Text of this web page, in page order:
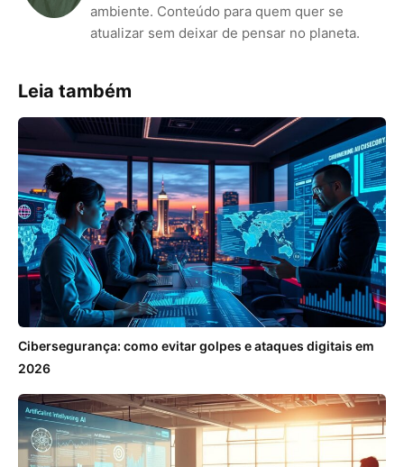
ambiente. Conteúdo para quem quer se
atualizar sem deixar de pensar no planeta.
Leia também
Cibersegurança: como evitar golpes e ataques digitais em
2026